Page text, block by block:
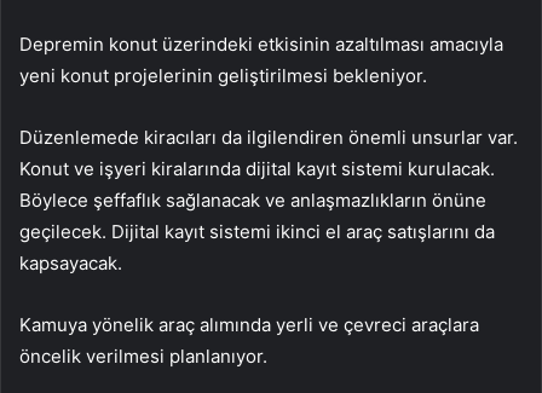
Depremin konut üzerindeki etkisinin azaltılması amacıyla
yeni konut projelerinin geliştirilmesi bekleniyor.
Düzenlemede kiracıları da ilgilendiren önemli unsurlar var.
Konut ve işyeri kiralarında dijital kayıt sistemi kurulacak.
Böylece şeffaflık sağlanacak ve anlaşmazlıkların önüne
geçilecek. Dijital kayıt sistemi ikinci el araç satışlarını da
kapsayacak.
Kamuya yönelik araç alımında yerli ve çevreci araçlara
öncelik verilmesi planlanıyor.